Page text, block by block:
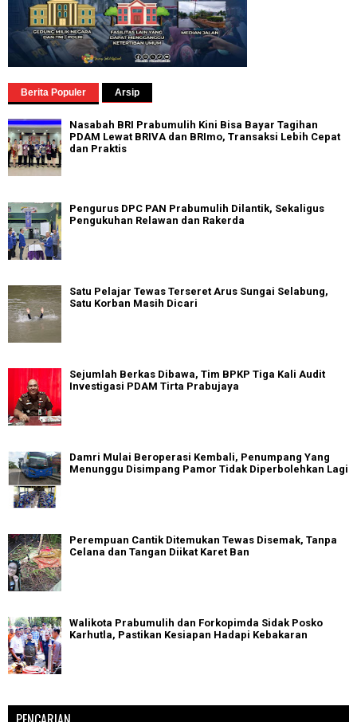
Berita Populer Arsip
Nasabah BRI Prabumulih Kini Bisa Bayar Tagihan
PDAM Lewat BRIVA dan BRImo, Transaksi Lebih Cepat
dan Praktis
Pengurus DPC PAN Prabumulih Dilantik, Sekaligus
Pengukuhan Relawan dan Rakerda
Satu Pelajar Tewas Terseret Arus Sungai Selabung,
Satu Korban Masih Dicari
Sejumlah Berkas Dibawa, Tim BPKP Tiga Kali Audit
Investigasi PDAM Tirta Prabujaya
Damri Mulai Beroperasi Kembali, Penumpang Yang
Menunggu Disimpang Pamor Tidak Diperbolehkan Lagi
Perempuan Cantik Ditemukan Tewas Disemak, Tanpa
Celana dan Tangan Diikat Karet Ban
Walikota Prabumulih dan Forkopimda Sidak Posko
Karhutla, Pastikan Kesiapan Hadapi Kebakaran